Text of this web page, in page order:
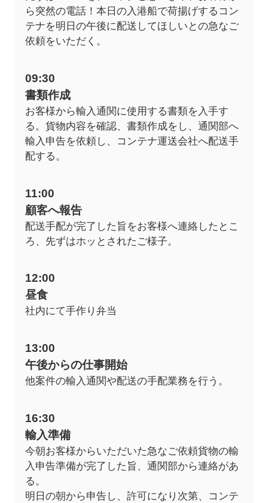
ら突然の電話！本日の入港船で荷揚げするコン
テナを明日の午後に配送してほしいとの急なご
依頼をいただく。
09:30
書類作成
お客様から輸入通関に使用する書類を入手す
る。貨物内容を確認、書類作成をし、通関部へ
輸入申告を依頼し、コンテナ運送会社へ配送手
配する。
11:00
顧客へ報告
配送手配が完了した旨をお客様へ連絡したとこ
ろ、先ずはホッとされたご様子。
12:00
昼食
社内にて手作り弁当
13:00
午後からの仕事開始
他案件の輸入通関や配送の手配業務を行う。
16:30
輸入準備
今朝お客様からいただいた急なご依頼貨物の輸
入申告準備が完了した旨、通関部から連絡があ
る。
明日の朝から申告し、許可になり次第、コンテ